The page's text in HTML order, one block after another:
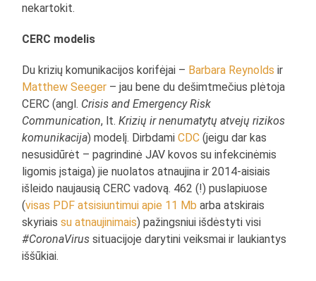
nekartokit.
CERC modelis
Du krizių komunikacijos korifėjai – Barbara Reynolds ir
Matthew Seeger – jau bene du dešimtmečius plėtoja
CERC (angl. Crisis and Emergency Risk
Communication, lt.Krizių ir nenumatytų atvejų rizikos
komunikacija) modelį. DirbdamiCDC (jeigu dar kas
nesusidūrėt – pagrindinė JAV kovos su infekcinėmis
ligomis įstaiga) jie nuolatos atnaujina ir 2014-aisiais
išleido naujausią CERC vadovą. 462 (!) puslapiuose
(visas PDF atsisiuntimui apie 11 Mb arba atskirais
skyriaissu atnaujinimais) pažingsniui išdėstyti visi
#CoronaVirus situacijoje darytini veiksmai ir laukiantys
iššūkiai.